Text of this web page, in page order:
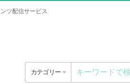
ツ配信サービス
カテゴリー